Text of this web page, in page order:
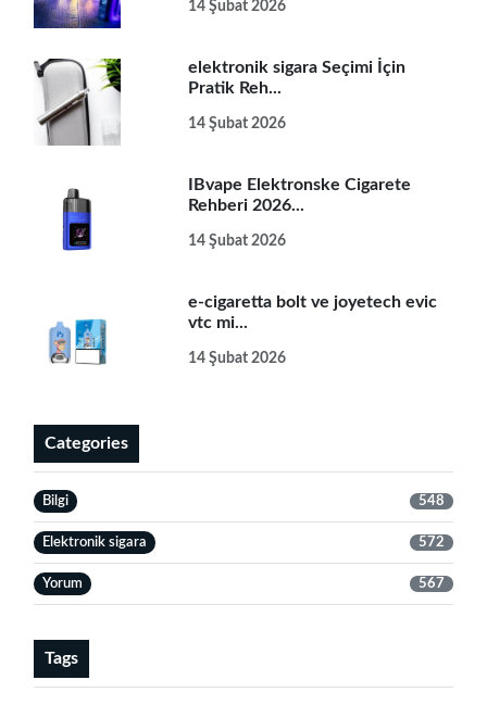
14 Şubat 2026
elektronik sigara Seçimi İçin
Pratik Reh...
14 Şubat 2026
IBvape Elektronske Cigarete
Rehberi 2026...
14 Şubat 2026
e-cigaretta bolt ve joyetech evic
vtc mi...
14 Şubat 2026
Categories
Bilgi 548
Elektronik sigara 572
Yorum 567
Tags